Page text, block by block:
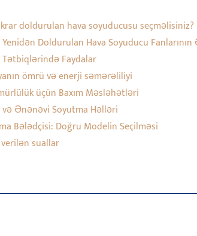
doldurulan hava soyuducusu seçməlisiniz?
Yenidən Doldurulan Hava Soyuducu
Tətbiqlərində Faydalar
ömrü və enerji səmərəliliyi
üçün Baxım Məsləhətləri
və Ənənəvi Soyutma Həlləri
Bələdçisi: Doğru Modelin Seçilməsi
suallar